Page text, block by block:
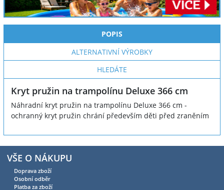
POPIS
ALTERNATIVNÍ VÝROBKY
HLEDÁTE
Kryt pružin na trampolínu Deluxe 366 cm
Náhradní kryt pružin na trampolínu Deluxe 366 cm -
ochranný kryt pružin chrání především děti před zraněním
VŠE O NÁKUPU
Doprava zboží
Osobní odběr
Platba za zboží